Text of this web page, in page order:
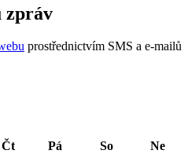
zpráv
prostřednictvím SMS a e-mailů
Čt Pá So
Ne